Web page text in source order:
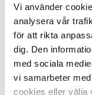
Vi använder
analysera vår
för att rikta
dig. Den
med sociala
vi samarbeter
cookies eller välja
och redan är där